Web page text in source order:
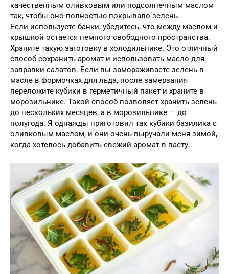
качественным оливковым или подсолнечным маслом
так, чтобы оно полностью покрывало зелень.
Если используете банки, убедитесь, что между маслом и
крышкой остается немного свободного пространства.
Храните такую заготовку в холодильнике. Это отличный
способ сохранить аромат и использовать масло для
заправки салатов. Если вы замораживаете зелень в
масле в формочках для льда, после замерзания
переложите кубики в герметичный пакет и храните в
морозильнике. Такой способ позволяет хранить зелень
до нескольких месяцев, а в морозильнике — до
полугода. Я однажды приготовил так кубики базилика с
оливковым маслом, и они очень выручали меня зимой,
когда хотелось добавить свежий аромат в пасту.